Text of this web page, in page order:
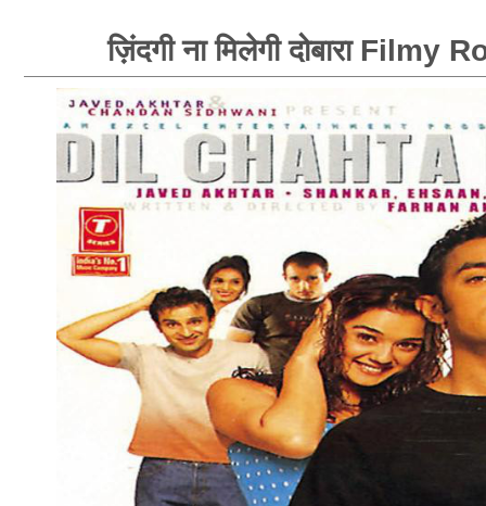
ज़िंदगी ना मिलेगी दोबारा Filmy